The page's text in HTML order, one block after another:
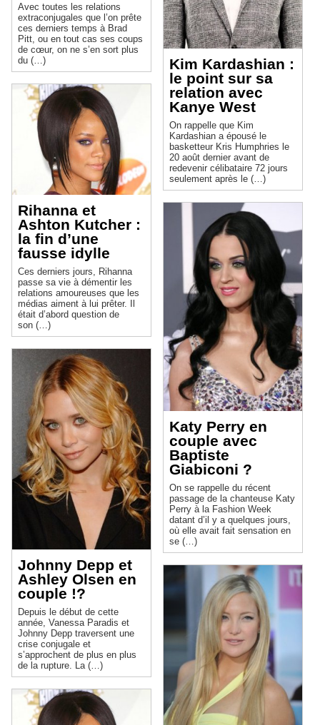
Avec toutes les relations
extraconjugales que l’on prête
ces derniers temps à Brad
Pitt, ou en tout cas ses coups
de cœur, on ne s’en sort plus
du (…)
Rihanna et
Ashton Kutcher :
la fin d’une
fausse idylle
Ces derniers jours, Rihanna
passe sa vie à démentir les
relations amoureuses que les
médias aiment à lui prêter. Il
était d’abord question de
son (…)
Johnny Depp et
Ashley Olsen en
couple !?
Depuis le début de cette
année, Vanessa Paradis et
Johnny Depp traversent une
crise conjugale et
s’approchent de plus en plus
de la rupture. La (…)
Kim Kardashian :
le point sur sa
relation avec
Kanye West
On rappelle que Kim
Kardashian a épousé le
basketteur Kris Humphries le
20 août dernier avant de
redevenir célibataire 72 jours
seulement après le (…)
Katy Perry en
couple avec
Baptiste
Giabiconi ?
On se rappelle du récent
passage de la chanteuse Katy
Perry à la Fashion Week
datant d’il y a quelques jours,
où elle avait fait sensation en
se (…)